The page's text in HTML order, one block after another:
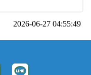
2026-06-27 04:55:49